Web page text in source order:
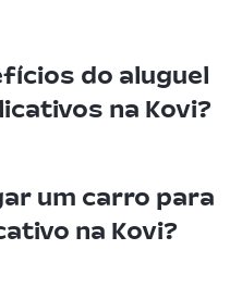
do aluguel
na Kovi?
um carro para
na Kovi?